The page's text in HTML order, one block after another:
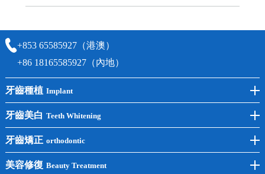
+853 65585927（港澳）
+86 18165585927（內地）
牙齒種植 Implant
前牙種植
後牙種植
單顆種植
牙齒美白 Teeth Whitening
冷光美白
洗牙
牙齒矯正 orthodontic
牙齒矯正
美容修復 Beauty Treatment